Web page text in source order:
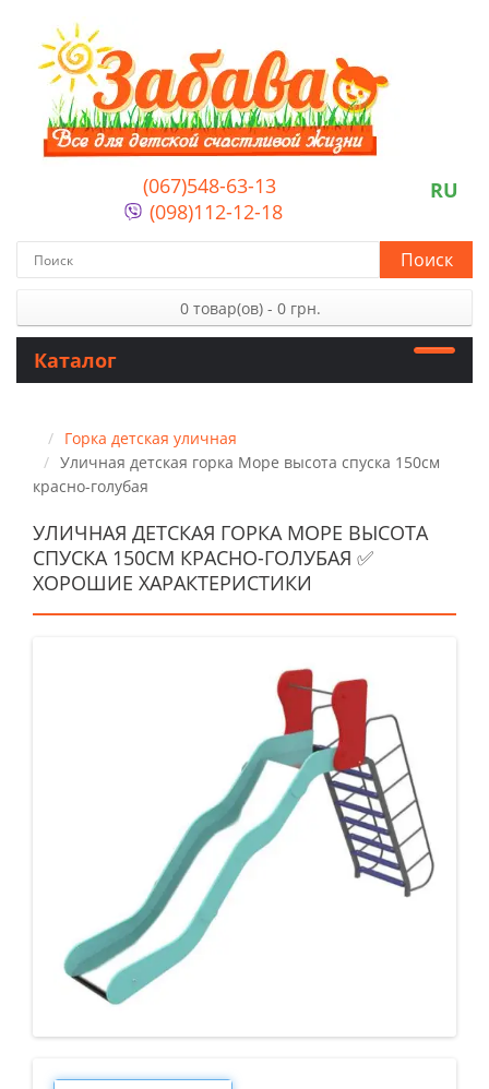
(067)548-63-13
(098)112-12-18
RU
Поиск
0 товар(ов) - 0 грн.
Каталог
Горка детская уличная
Уличная детская горка Море высота спуска 150см
красно-голубая
УЛИЧНАЯ ДЕТСКАЯ ГОРКА МОРЕ ВЫСОТА
СПУСКА 150СМ КРАСНО-ГОЛУБАЯ ✅
ХОРОШИЕ ХАРАКТЕРИСТИКИ